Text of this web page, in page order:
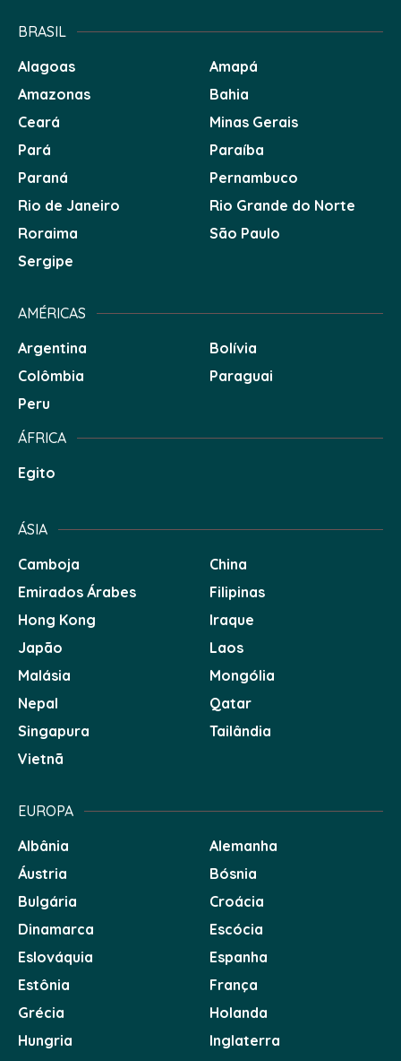
BRASIL
Alagoas
Amapá
Amazonas
Bahia
Ceará
Minas Gerais
Pará
Paraíba
Paraná
Pernambuco
Rio de Janeiro
Rio Grande do Norte
Roraima
São Paulo
Sergipe
AMÉRICAS
Argentina
Bolívia
Colômbia
Paraguai
Peru
ÁFRICA
Egito
ÁSIA
Camboja
China
Emirados Árabes
Filipinas
Hong Kong
Iraque
Japão
Laos
Malásia
Mongólia
Nepal
Qatar
Singapura
Tailândia
Vietnã
EUROPA
Albânia
Alemanha
Áustria
Bósnia
Bulgária
Croácia
Dinamarca
Escócia
Eslováquia
Espanha
Estônia
França
Grécia
Holanda
Hungria
Inglaterra